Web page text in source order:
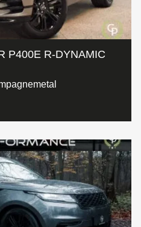
P400E R-DYNAMIC